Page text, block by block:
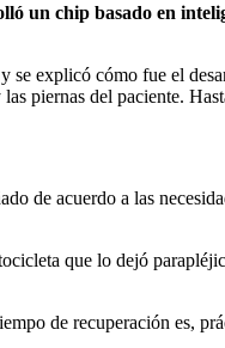
un chip basado en
explicó cómo fue el
piernas del paciente.
de acuerdo a las
que lo dejó
de recuperación es,